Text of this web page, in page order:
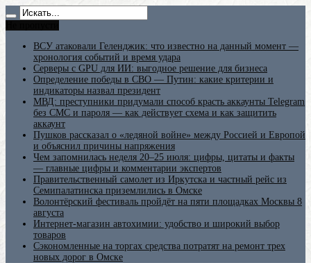
ВСУ атаковали Геленджик: что известно на данный момент —
хронология событий и время удара
Серверы с GPU для ИИ: выгодное решение для бизнеса
Определение победы в СВО — Путин: какие критерии и
индикаторы назвал президент
МВД: преступники придумали способ красть аккаунты Telegram
без СМС и пароля — как действует схема и как защитить
аккаунт
Пушков рассказал о «ледяной войне» между Россией и Европой
и объяснил причины напряжения
Чем запомнилась неделя 20–25 июля: цифры, цитаты и факты
— главные цифры и комментарии экспертов
Правительственный самолет из Иркутска и частный рейс из
Семипалатинска приземлились в Омске
Волонтёрский фестиваль пройдёт на пяти площадках Москвы 8
августа
Интернет-магазин автохимии: удобство и широкий выбор
товаров
Сэкономленные на торгах средства потратят на ремонт трех
новых дорог в Омске